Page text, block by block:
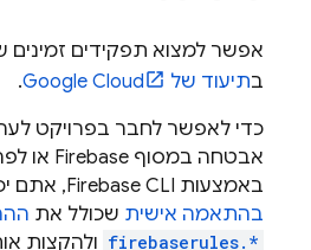
אפשר למצוא תפקידים זמינים
בתיעוד של Google Cloud
.
כדי לאפשר לחבר בפרויקט
אבטחה במסוף Firebase או
באמצעות
Firebase CLI, אתם יכולים ליצור
בהתאמה אישית שכולל את
firebaserules.* ולהקצות